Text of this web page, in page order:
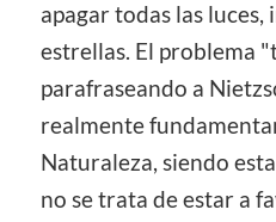
apagar todas las luces,
estrellas. El problema
parafraseando a
realmente
Naturaleza, siendo
no se trata de estar a